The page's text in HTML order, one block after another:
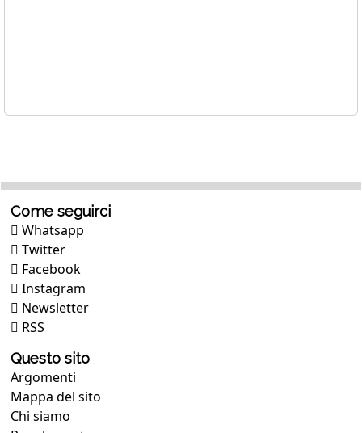
Come seguirci
Whatsapp
Twitter
Facebook
Instagram
Newsletter
RSS
Questo sito
Argomenti
Mappa del sito
Chi siamo